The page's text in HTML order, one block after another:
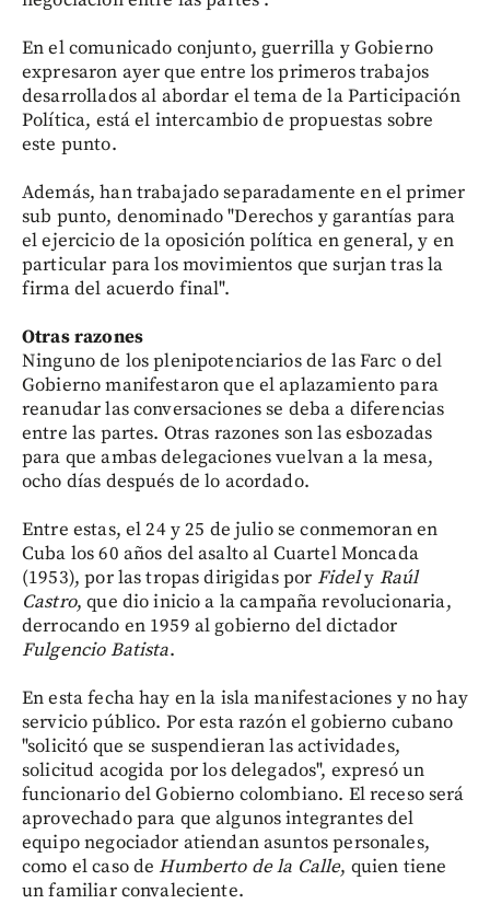
En el comunicado conjunto, guerrilla y Gobierno
expresaron ayer que entre los primeros trabajos
desarrollados al abordar el tema de la Participación
Política, está el intercambio de propuestas sobre
este punto.
Además, han trabajado separadamente en el primer
sub punto, denominado "Derechos y garantías para
el ejercicio de la oposición política en general, y en
particular para los movimientos que surjan tras la
firma del acuerdo final".
Otras razones
Ninguno de los plenipotenciarios de las Farc o del
Gobierno manifestaron que el aplazamiento para
reanudar las conversaciones se deba a diferencias
entre las partes. Otras razones son las esbozadas
para que ambas delegaciones vuelvan a la mesa,
ocho días después de lo acordado.
Entre estas, el 24 y 25 de julio se conmemoran en
Cuba los 60 años del asalto al Cuartel Moncada
(1953), por las tropas dirigidas por Fidely Raúl
Castro, que dio inicio a la campaña revolucionaria,
derrocando en 1959 al gobierno del dictador
Fulgencio Batista.
En esta fecha hay en la isla manifestaciones y no hay
servicio público. Por esta razón el gobierno cubano
"solicitó que se suspendieran las actividades,
solicitud acogida por los delegados", expresó un
funcionario del Gobierno colombiano. El receso será
aprovechado para que algunos integrantes del
equipo negociador atiendan asuntos personales,
como el caso deHumberto de la Calle, quien tiene
un familiar convaleciente.